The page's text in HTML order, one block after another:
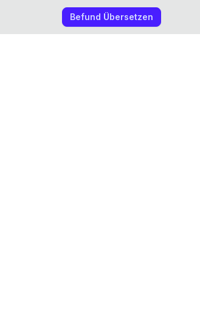
Befund Übersetzen